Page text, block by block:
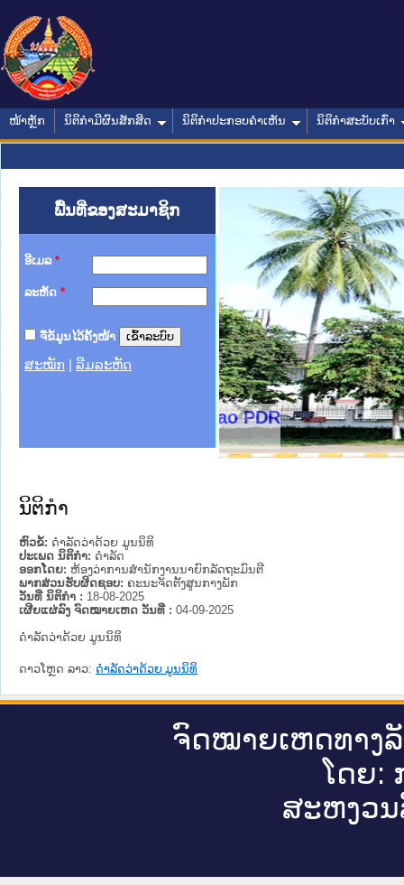
ໜ້າຫຼັກ ນິຕິກໍາມີຜົນສັກສິດ ນິຕິກໍາປະກອບຄໍາເຫັນ ນິຕິກໍາສະບັບເກົ່າ
ພື້ນທີ່ຂອງສະມາຊິກ
ອີເມລ *
ລະຫັດ *
ຈື່ຂໍ້ມູນໄວ້ຄັ້ງໜ້າ
ສະໝັກ ລືມລະຫັດ
າຊົນ ພາກເໜືອ
ການ
ກາງ
ໃຕ້
ຕຳຫຼວດປະຊາຊົນ
ສັນຕິບານປະຊາຊົນ
ກເໜືອ
າຊົນ ພາກກາງ
ນິຕິກໍາ
ຫົວຂໍ້: ດຳລັດວ່າດ້ວຍ ມູນນິທິ
ປະເພດ ນິຕິກໍາ: ດໍາລັດ
ອອກໂດຍ: ຫ້ອງວ່າການສຳນັກງານນາຍົກລັດຖະມົນຕີ
ພາກສ່ວນຮັບຜິດຊອບ: ຄະນະຈັດຕັ້ງສູນກາງພັກ
ວັນທີ່ ນິຕິກໍາ : 18-08-2025
ເຜີຍແຜ່ລົງ ຈົດໝາຍເຫດ ວັນທີ່ : 04-09-2025
ດຳລັດວ່າດ້ວຍ ມູນນິທິ
ດາວໂຫຼດ ລາວ: ດຳລັດວ່າດ້ວຍ ມູນນິທິ
ຈົດ​ໝາຍ​ເຫດ​ທາງ​
ໂດຍ:
ສະ​ຫງວນ​